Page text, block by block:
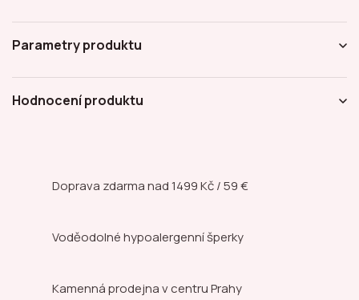
Parametry produktu
Hodnocení produktu
Doprava zdarma nad1499 Kč / 59 €
Voděodolné hypoalergenní šperky
Kamenná prodejnav centru Prahy